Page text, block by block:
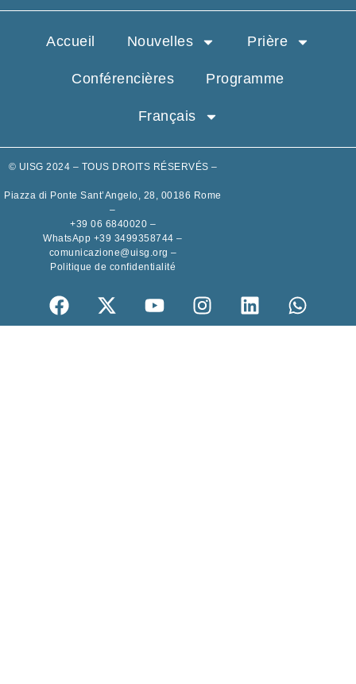
Accueil Nouvelles Prière
Conférencières Programme
Français
© UISG 2024 – TOUS DROITS RÉSERVÉS –
Piazza di Ponte Sant’Angelo, 28, 00186 Rome
–
+39 06 6840020 –
WhatsApp +39 3499358744 –
comunicazione@uisg.org –
Politique de confidentialité